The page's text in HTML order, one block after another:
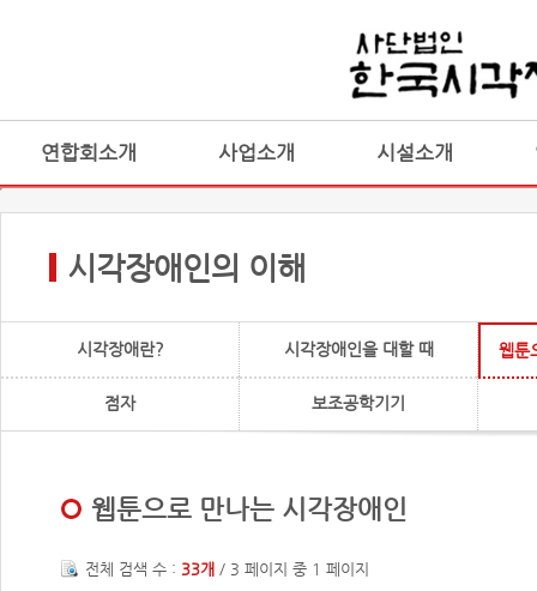
연합회소개 사업소개 시설소개
시각장애인의 이해
시각장애란? 시각장애인을 대할 때 웹툰
점자 보조공학기기
웹툰으로 만나는 시각장애인
전체 검색 수 : 33개 / 3 페이지 중 1 페이지